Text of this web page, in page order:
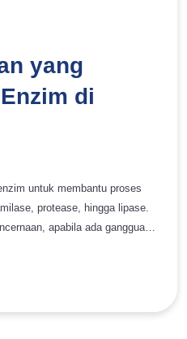
yang
di
untuk membantu proses
protease, hingga lipase.
apabila ada gangguan
Nah, makanan-makanan